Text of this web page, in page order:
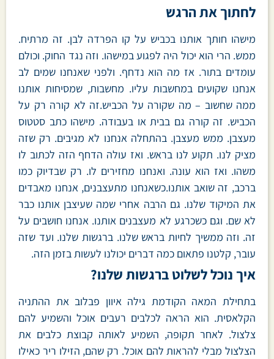
לחתוך את הרגש
מישהו חותך אותנו בכביש על קו הפרדה לבן. זה מרתיח.
ממש. הרי הוא יכול היה לפגוע במישהו. וזה נגד החוק. וכולם
עומדים בתור. אז מה הוא נדחף. ולפני שאנחנו שמים לב
אנחנו שקועים במחשבות עליו. מחשבות, שמסיחות אותנו
ממה שחשוב – מה שקורה על הכביש.זה לא קורה רק על
הכביש. זה קורה גם בבית או בעבודה. מישהו כתב סטטוס
מעצבן. ממש מעצבן. בהתחלה אנחנו לא מגיבים. רק שזה
מציק לנו. תקוע לנו בראש. ואז עולה הדחף הזה לכתוב לו
משהו. ואז הוא עונה. ואנחנו מחזירים לו. רק שבדיוק כמו
ברכב, זה שואב אותנו.כשאנחנו מתעצבנים, אנחנו מאבדים
את המיקוד שלנו. גם הרבה אחרי שמה שעיצבן אותנו כבר
לא שם. וגם כשכרגע לא מעצבנים אותנו. אנחנו חושבים על
זה. וזה ממשיך לחיות בראש שלנו. ברגשות שלנו. ועד שזה
עובר, קלטנו פתאום כמה דברים יכולנו לעשות בזמן הזה.
איך נוכל לשלוט ברגשות שלנו?
בתחילת המאה הקודמת גילה איוון פבלוב את ההתניה
הקלאסית. הוא הראה לכלבים רעבים אוכל והשמיע להם
צלצול. לאחר תקופה, השמיע לאותה קבוצת כלבים את
הצלצול מבלי להראות להם אוכל. רק שהם, הזילו ריר כאילו